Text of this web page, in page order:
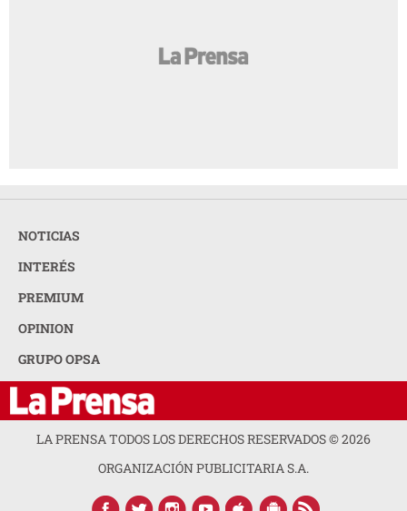
NOTICIAS
INTERÉS
PREMIUM
OPINION
GRUPO OPSA
LA PRENSA TODOS LOS DERECHOS RESERVADOS ©2026
ORGANIZACIÓN PUBLICITARIA S.A.